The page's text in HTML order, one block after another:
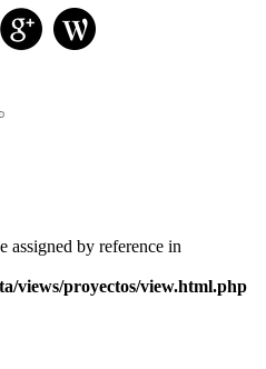
assigned by reference in
views/proyectos/view.html.php